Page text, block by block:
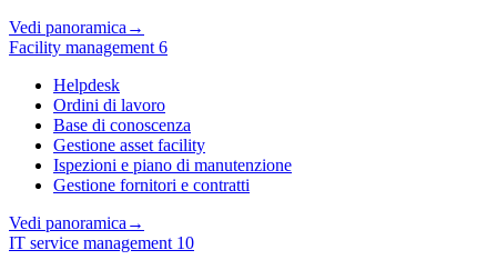
Vedi panoramica →
Facility management 6
Helpdesk
Ordini di lavoro
Base di conoscenza
Gestione asset facility
Ispezioni e piano di manutenzione
Gestione fornitori e contratti
Vedi panoramica →
IT service management 10